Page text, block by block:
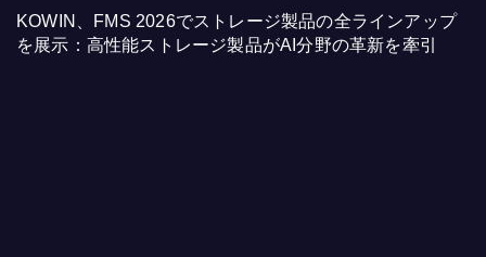
KOWIN、FMS 2026でストレージ製品の全ラインアップ
を展示：高性能ストレージ製品がAI分野の革新を牽引